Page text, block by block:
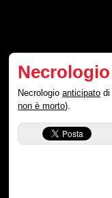
Necrologioanticipato di
non è morto).